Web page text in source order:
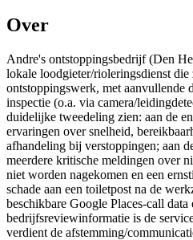
Over
Andre's ontstoppingsbedrijf (Den
lokale loodgieter/rioleringsdienst die
ontstoppingswerk, met aanvullende
inspectie (o.a. via camera/
duidelijke tweedeling zien: aan de
ervaringen over snelheid,
afhandeling bij verstoppingen; aan
meerdere kritische meldingen over
niet worden nagekomen en een
schade aan een toiletpost na de
beschikbare Google Places-call data
bedrijfsreviewinformatie is de
verdient de afstemming/